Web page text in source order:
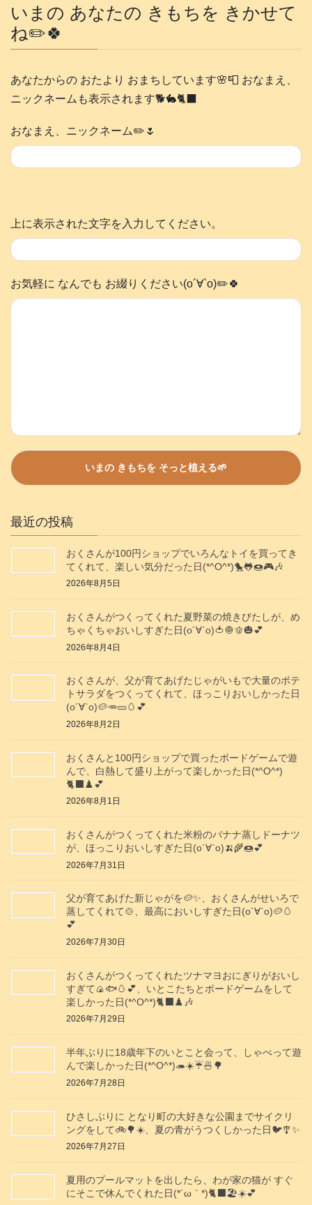
いまの あなたの きもちを きかせて
ね✏️🍀
あなたからの おたより おまちしています🌸📮 おなまえ、
ニックネームも表示されます🐕️🐇🐈‍⬛
おなまえ、ニックネーム✏️🌷
上に表示された文字を入力してください。
お気軽に なんでも お綴りください(о´∀`о)✏️🍀
最近の投稿
おくさんが100円ショップでいろんなトイを買ってき
てくれて、楽しい気分だった日(*^O^*)🐤🐸🍩🎮️🎶
2026年8月5日
おくさんがつくってくれた夏野菜の焼きびたしが、め
ちゃくちゃおいしすぎた日(о´∀`о)🍅🧅🫑🎃💕
2026年8月4日
おくさんが、父が育てあげたじゃがいもで大量のポテ
トサラダをつくってくれて、ほっこりおいしかった日
(о´∀`о)🥔🥕🥒🥚💕
2026年8月2日
おくさんと100円ショップで買ったボードゲームで遊
んで、白熱して盛り上がって楽しかった日(*^O^*)
🐈‍⬛♟️💕
2026年8月1日
おくさんがつくってくれた米粉のバナナ蒸しドーナツ
が、ほっこりおいしすぎた日(о´∀`о)🍌🌾🍩💕
2026年7月31日
父が育てあげた新じゃがを🥔✨️、おくさんがせいろで
蒸してくれて🍲、最高においしすぎた日(о´∀`о)🥔🥚
💕
2026年7月30日
おくさんがつくってくれたツナマヨおにぎりがおいし
すぎて🍙🐟️🥚💕、いとこたちとボードゲームをして
楽しかった日(*^O^*)🐈‍⬛♟️🎶
2026年7月29日
半年ぶりに18歳年下のいとこと会って、しゃべって遊
んで楽しかった日(*^O^*)🦔☀️☔🍜🌳
2026年7月28日
ひさしぶりに となり町の大好きな公園までサイクリ
ングをして🚲️🌳☀️、夏の青がうつくしかった日🐦️🎐✨️
2026年7月27日
夏用のプールマットを出したら、わが家の猫が すぐ
にそこで休んでくれた日(⁠*⁠´⁠ω⁠｀⁠*⁠)🐈‍⬛🏖️☀️💕